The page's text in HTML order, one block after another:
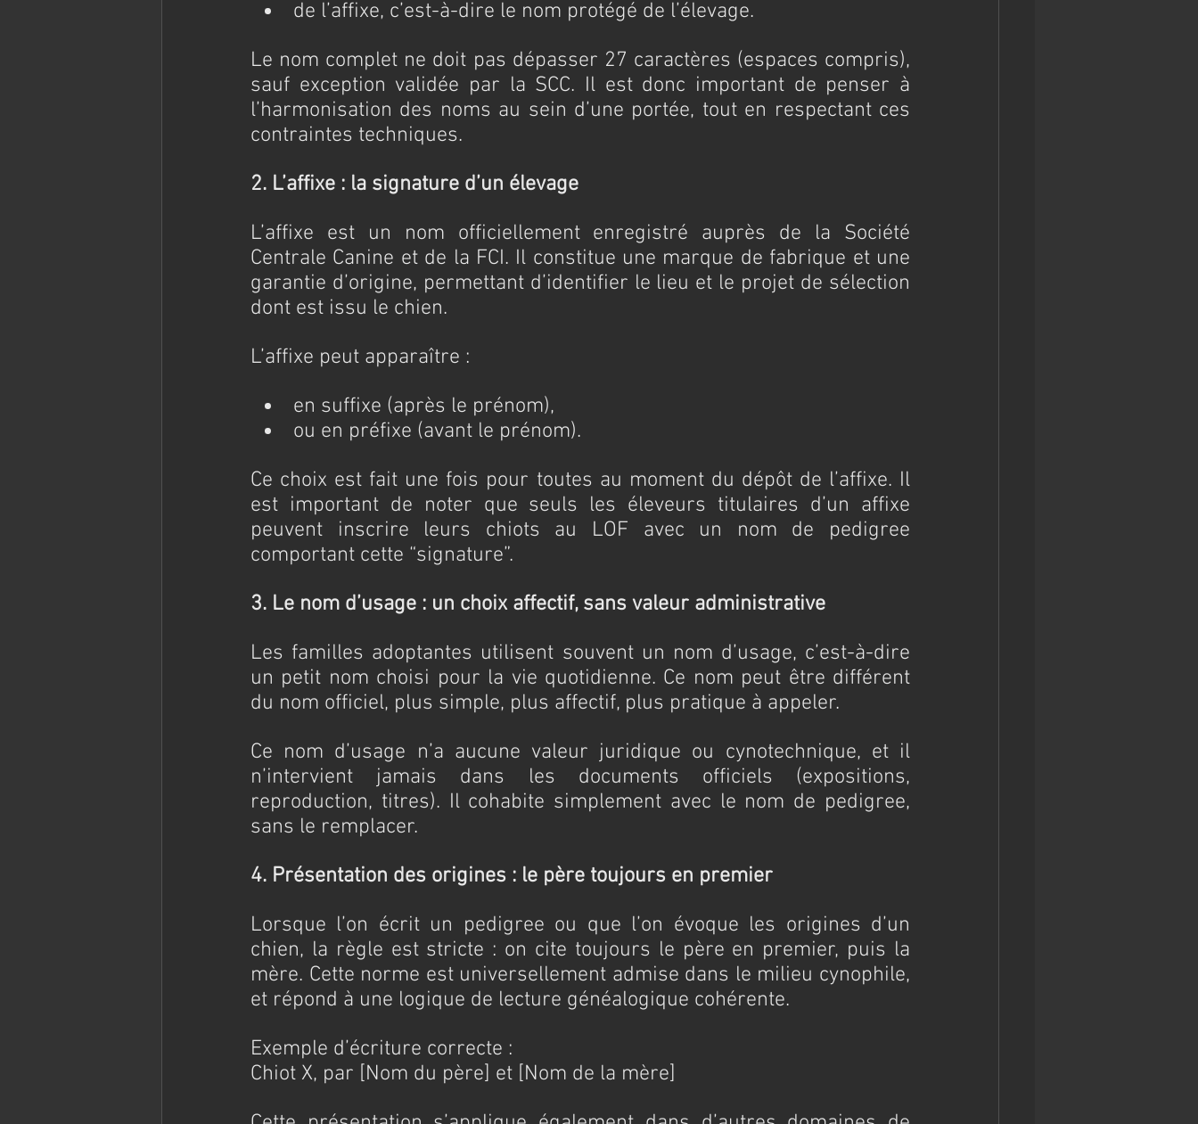
de l’affixe, c’est-à-dire le nom protégé de l’élevage.
Le nom complet ne doit pas dépasser 27 caractères (espaces compris),
sauf exception validée par la SCC. Il est donc important de penser à
l’harmonisation des noms au sein d’une portée, tout en respectant ces
contraintes techniques.
2. L’affixe : la signature d’un élevage
L’affixe est un nom officiellement enregistré auprès de la Société
Centrale Canine et de la FCI. Il constitue une marque de fabrique et une
garantie d’origine, permettant d’identifier le lieu et le projet de sélection
dont est issu le chien.
L’affixe peut apparaître :
en suffixe (après le prénom),
ou en préfixe (avant le prénom).
Ce choix est fait une fois pour toutes au moment du dépôt de l’affixe. Il
est important de noter que seuls les éleveurs titulaires d’un affixe
peuvent inscrire leurs chiots au LOF avec un nom de pedigree
comportant cette “signature”.
3. Le nom d’usage : un choix affectif, sans valeur administrative
Les familles adoptantes utilisent souvent un nom d’usage, c’est-à-dire
un petit nom choisi pour la vie quotidienne. Ce nom peut être différent
du nom officiel, plus simple, plus affectif, plus pratique à appeler.
Ce nom d’usage n’a aucune valeur juridique ou cynotechnique, et il
n’intervient jamais dans les documents officiels (expositions,
reproduction, titres). Il cohabite simplement avec le nom de pedigree,
sans le remplacer.
4. Présentation des origines : le père toujours en premier
Lorsque l’on écrit un pedigree ou que l’on évoque les origines d’un
chien, la règle est stricte : on cite toujours le père en premier, puis la
mère. Cette norme est universellement admise dans le milieu cynophile,
et répond à une logique de lecture généalogique cohérente.
Exemple d’écriture correcte :
Chiot X, par [Nom du père] et [Nom de la mère]